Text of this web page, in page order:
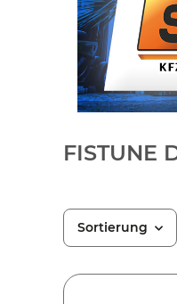
FISTUNE
Sortierung